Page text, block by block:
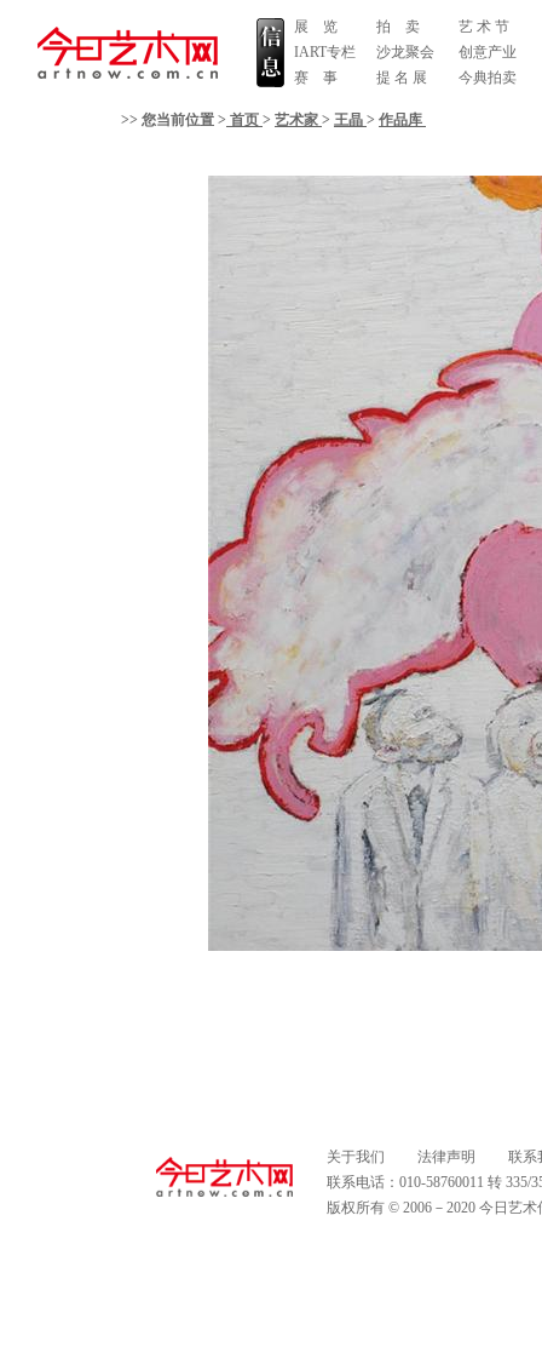
展 览
IART专栏
赛 事
拍 卖
沙龙聚会
提 名 展
艺 术 节
创意产业
今典拍卖
>> 您当前位置 > 首页 > 艺术家 > 王晶 > 作品库
关于我们 法律声明
联系
联系电话：010-58760011 转
版权所有 © 2006－2020 今日艺